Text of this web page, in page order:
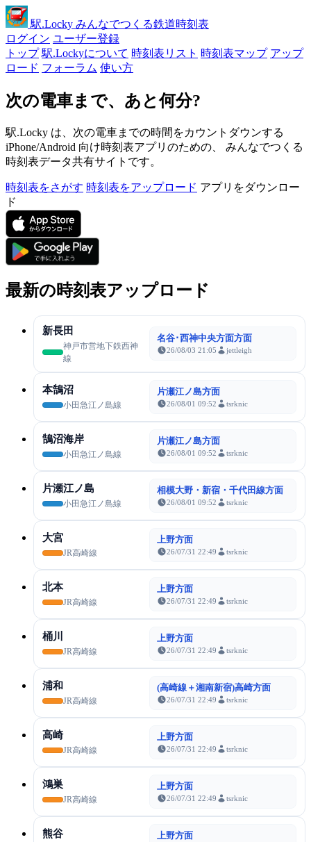
駅.Locky みんなでつくる鉄道時刻表
ログイン ユーザー登録
トップ 駅.Lockyについて 時刻表リスト 時刻表マップ アップ
ロード フォーラム 使い方
次の電車まで、あと何分?
駅.Locky は、次の電車までの時間をカウントダウンする
iPhone/Android 向け時刻表アプリのための、 みんなでつくる
時刻表データ共有サイトです。
時刻表をさがす 時刻表をアップロード アプリをダウンロー
ド
最新の時刻表アップロード
新長田
神戸市営地下鉄西神
線
名谷･西神中央方面方面
26/08/03 21:05 jettleigh
本鵠沼
小田急江ノ島線
片瀬江ノ島方面
26/08/01 09:52 tsrknic
鵠沼海岸
小田急江ノ島線
片瀬江ノ島方面
26/08/01 09:52 tsrknic
片瀬江ノ島
小田急江ノ島線
相模大野・新宿・千代田線方面
26/08/01 09:52 tsrknic
大宮
JR高崎線
上野方面
26/07/31 22:49 tsrknic
北本
JR高崎線
上野方面
26/07/31 22:49 tsrknic
桶川
JR高崎線
上野方面
26/07/31 22:49 tsrknic
浦和
JR高崎線
(高崎線＋湘南新宿)高崎方面
26/07/31 22:49 tsrknic
高崎
JR高崎線
上野方面
26/07/31 22:49 tsrknic
鴻巣
JR高崎線
上野方面
26/07/31 22:49 tsrknic
熊谷 上野方面